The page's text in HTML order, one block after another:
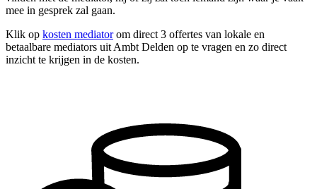
mee in gesprek zal gaan.
Klik op kosten mediatorom direct 3 offertes van lokale en
betaalbare mediators uit Ambt Delden op te vragen en zo direct
inzicht te krijgen in de kosten.